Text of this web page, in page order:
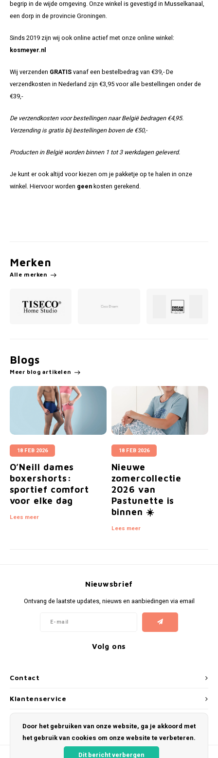
begrip in de wijde omgeving. Onze winkel is gevestigd in Musselkanaal,
een dorp in de provincie Groningen.
Sinds 2019 zijn wij ook online actief met onze online winkel:
kosmeyer.nl
Wij verzenden GRATISvanaf een bestelbedrag van €39,- De
verzendkosten in Nederland zijn €3,95 voor alle bestellingen onder de
€39,-
De verzendkosten voor bestellingen naar België bedragen €4,95.
Verzending is gratis bij bestellingen boven de €50,-
Producten in België worden binnen 1 tot 3 werkdagen geleverd.
Je kunt er ook altijd voor kiezen om je pakketje op te halen in onze
winkel. Hiervoor worden geenkosten gerekend.
Merken
Alle merken
Blogs
Meer blog artikelen
18 FEB 2026
O’Neill dames
boxershorts:
sportief comfort
voor elke dag
Lees meer
18 FEB 2026
Nieuwe
zomercollectie
2026 van
Pastunette is
binnen ☀️
Lees meer
Contact
Nieuwsbrief
Ontvang de laatste updates, nieuws en aanbiedingen via email
Volg ons
Klantenservice
Door het gebruiken van onze website, ga je akkoord met
het gebruik van cookies om onze website te verbeteren.
Dit bericht verbergen